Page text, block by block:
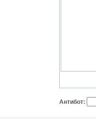
Антибот: